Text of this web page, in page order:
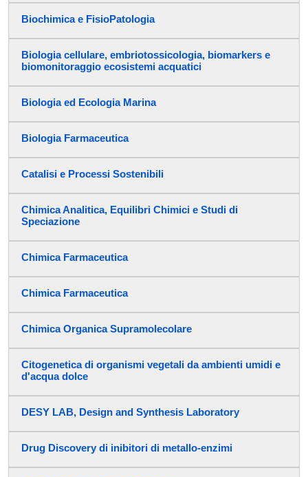
Biochimica e FisioPatologia
Biologia cellulare, embriotossicologia, biomarkers e
biomonitoraggio ecosistemi acquatici
Biologia ed Ecologia Marina
Biologia Farmaceutica
Catalisi e Processi Sostenibili
Chimica Analitica, Equilibri Chimici e Studi di
Speciazione
Chimica Farmaceutica
Chimica Farmaceutica
Chimica Organica Supramolecolare
Citogenetica di organismi vegetali da ambienti umidi e
d'acqua dolce
DESY LAB, Design and Synthesis Laboratory
Drug Discovery di inibitori di metallo-enzimi